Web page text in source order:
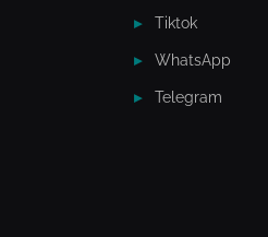
Tiktok
WhatsApp
Telegram